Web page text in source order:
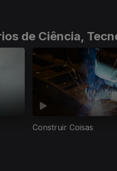
de Ciência,
Construir Coisas